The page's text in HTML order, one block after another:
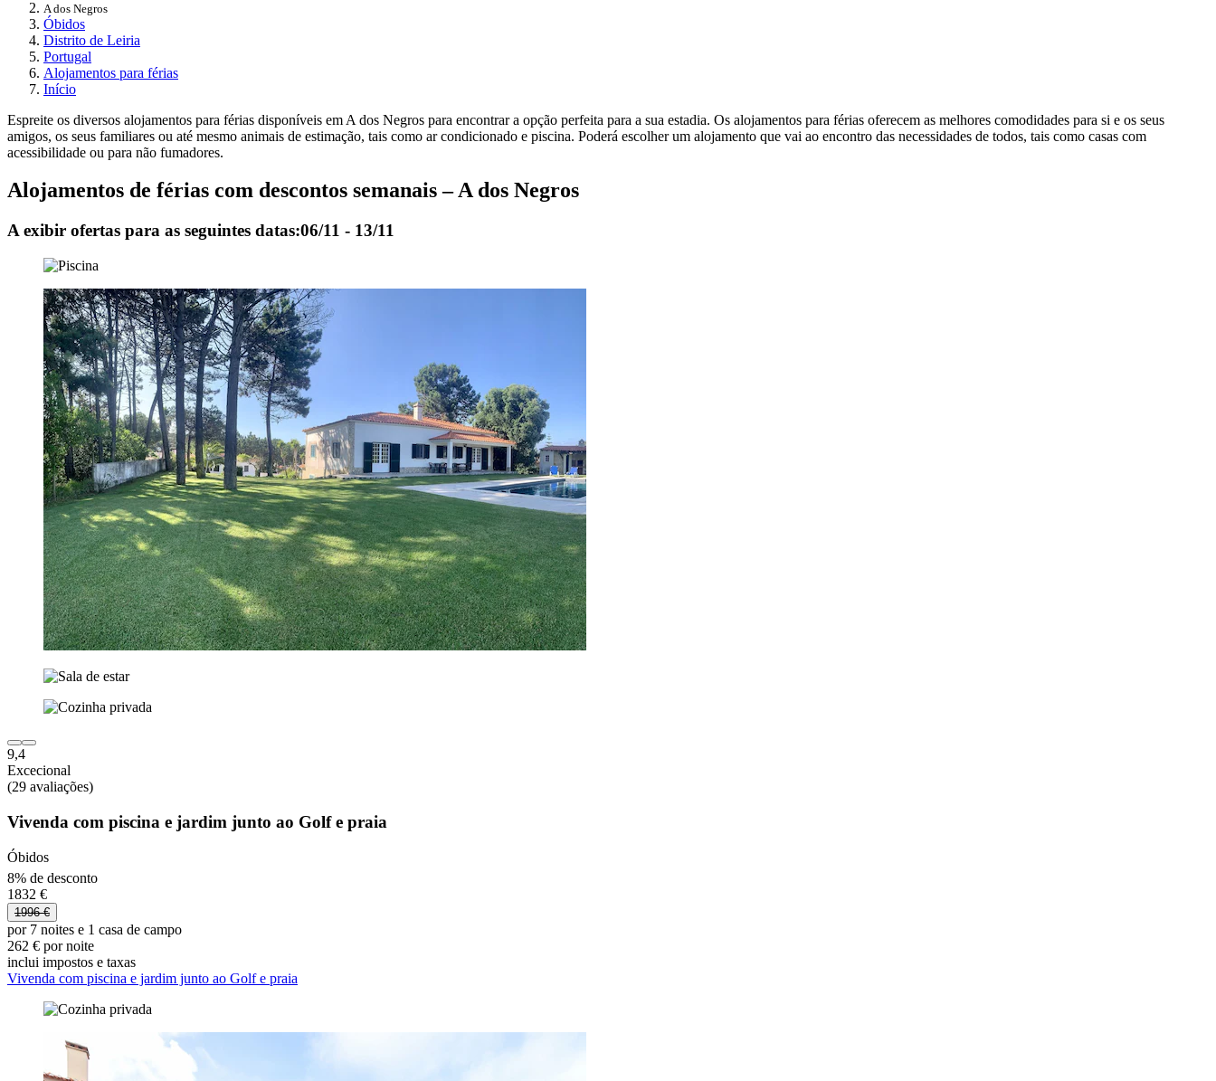
A dos Negros
Óbidos
Distrito de Leiria
Portugal
Alojamentos para férias
Início
Espreite os diversos alojamentos para férias disponíveis em A dos Negros para encontrar a opção perfeita para a sua estadia. Os alojamentos para férias oferecem as melhores comodidades para si e os seus
amigos, os seus familiares ou até mesmo animais de estimação, tais como ar condicionado e piscina. Poderá escolher um alojamento que vai ao encontro das necessidades de todos, tais como casas com
acessibilidade ou para não fumadores.
Alojamentos de férias com descontos semanais – A dos Negros
A exibir ofertas para as seguintes datas:06/11 - 13/11
9,4
Excecional
(29 avaliações)
Vivenda com piscina e jardim junto ao Golf e praia
Óbidos
8% de desconto
1832 €
1996 €
por 7 noites e 1 casa de campo
262 € por noite
inclui impostos e taxas
Vivenda com piscina e jardim junto ao Golf e praia